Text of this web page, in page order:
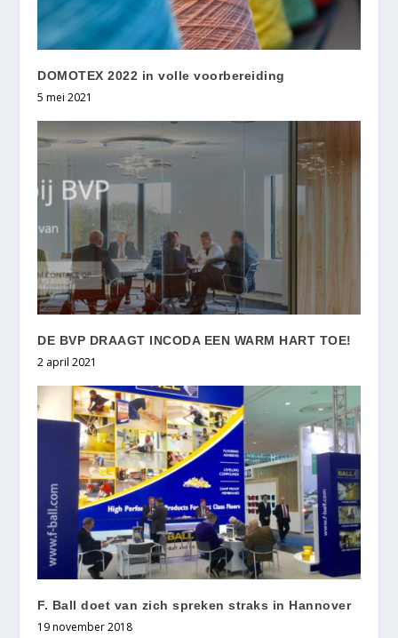
DOMOTEX 2022 in volle voorbereiding
5 mei 2021
DE BVP DRAAGT INCODA EEN WARM HART TOE!
2 april 2021
F. Ball doet van zich spreken straks in Hannover
19 november 2018